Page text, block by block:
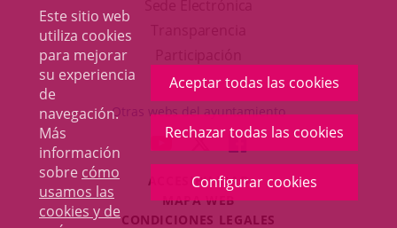
Este sitio web
utiliza cookies
para mejorar
su experiencia
de
navegación.
Más
información
sobre cómo
usamos las
cookies y de
Aceptar todas las cookies
Rechazar todas las cookies
Configurar cookies
en
una
ventana
nueva.
aplicación
externa.
Otras webs del ayuntamiento
ENLACE
A
UNA
APLICACIÓN
ENLACE
A
UNA
APLICACIÓN
ENLACE
A
UNA
ACCESIBILIDAD
MAPA WEB
CONDICIONES LEGALES